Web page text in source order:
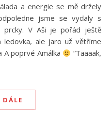
a energie se mě držely
jsme se vydaly s
prcky. V Aši je pořád ještě
ledovka, ale jaro už větříme
poprvé Amálka
“Taaaak,
DÁLE